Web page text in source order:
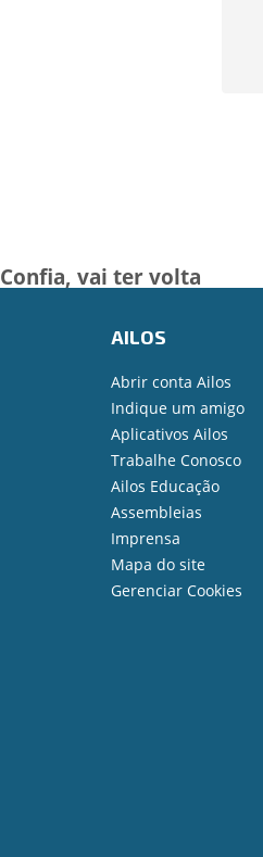
Confia, vai ter volta
AILOS
Abrir conta Ailos
Indique um amigo
Aplicativos Ailos
Trabalhe Conosco
Ailos Educação
Assembleias
Imprensa
Mapa do site
Gerenciar Cookies